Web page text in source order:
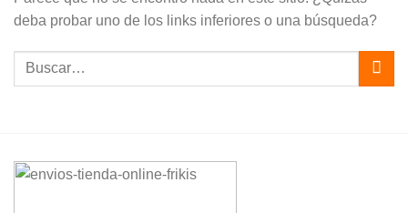
deba probar uno de los links inferiores o una búsqueda?